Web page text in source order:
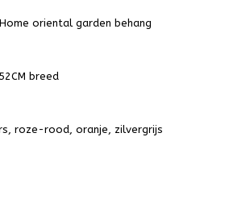
oriental garden behang
breed
roze-rood, oranje, zilvergrijs